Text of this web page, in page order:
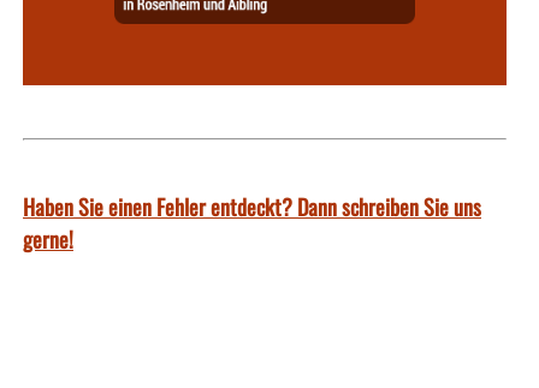
Haben Sie einen Fehler entdeckt? Dann schreiben Sie uns
gerne!